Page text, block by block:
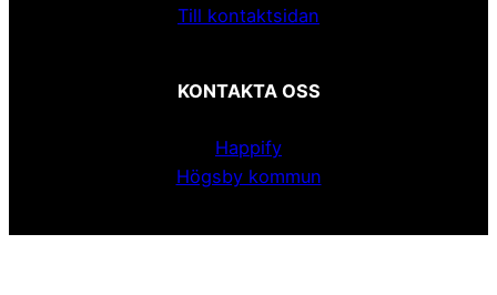
Till kontaktsidan
KONTAKTA OSS
Happify
Högsby kommun